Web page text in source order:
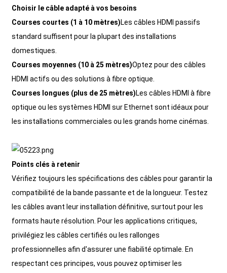
Choisir le câble adapté à vos besoins
Courses courtes (1 à 10 mètres)Les câbles HDMI passifs
standard suffisent pour la plupart des installations
domestiques.
Courses moyennes (10 à 25 mètres)Optez pour des câbles
HDMI actifs ou des solutions à fibre optique.
Courses longues (plus de 25 mètres)Les câbles HDMI à fibre
optique ou les systèmes HDMI sur Ethernet sont idéaux pour
les installations commerciales ou les grands home cinémas.
Points clés à retenir
Vérifiez toujours les spécifications des câbles pour garantir la
compatibilité de la bande passante et de la longueur. Testez
les câbles avant leur installation définitive, surtout pour les
formats haute résolution. Pour les applications critiques,
privilégiez les câbles certifiés ou les rallonges
professionnelles afin d'assurer une fiabilité optimale. En
respectant ces principes, vous pouvez optimiser les